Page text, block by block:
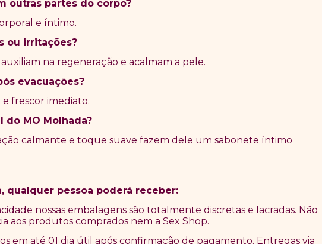
outras partes do corpo?
e íntimo.
ou irritações?
auxiliam na regeneração e acalmam a pele.
evacuações?
frescor imediato.
do MO Molhada?
calmante e toque suave fazem dele um sabonete íntimo
qualquer pessoa poderá receber:
nossas embalagens são totalmente discretas e lacradas. Não
aos produtos comprados nem a Sex Shop.
em até 01 dia útil após confirmação de pagamento. Entregas via